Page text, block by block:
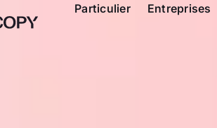
Particulier Entreprises